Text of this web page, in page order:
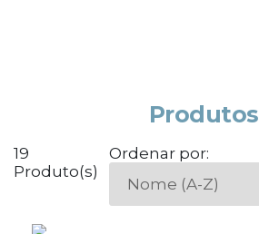
Produtos
19
Produto(s)
Ordenar por: